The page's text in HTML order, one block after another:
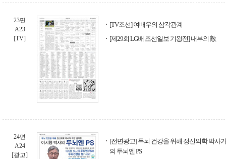
23면
A23
[TV]
[TV조선] 여배우의 삼각관계
[제29회 LG배 조선일보 기왕전] 내부의 敵
24면
A24
[광고]
[전면광고] 두뇌 건강을 위해 정신의학 박사
의 두뇌엔 PS